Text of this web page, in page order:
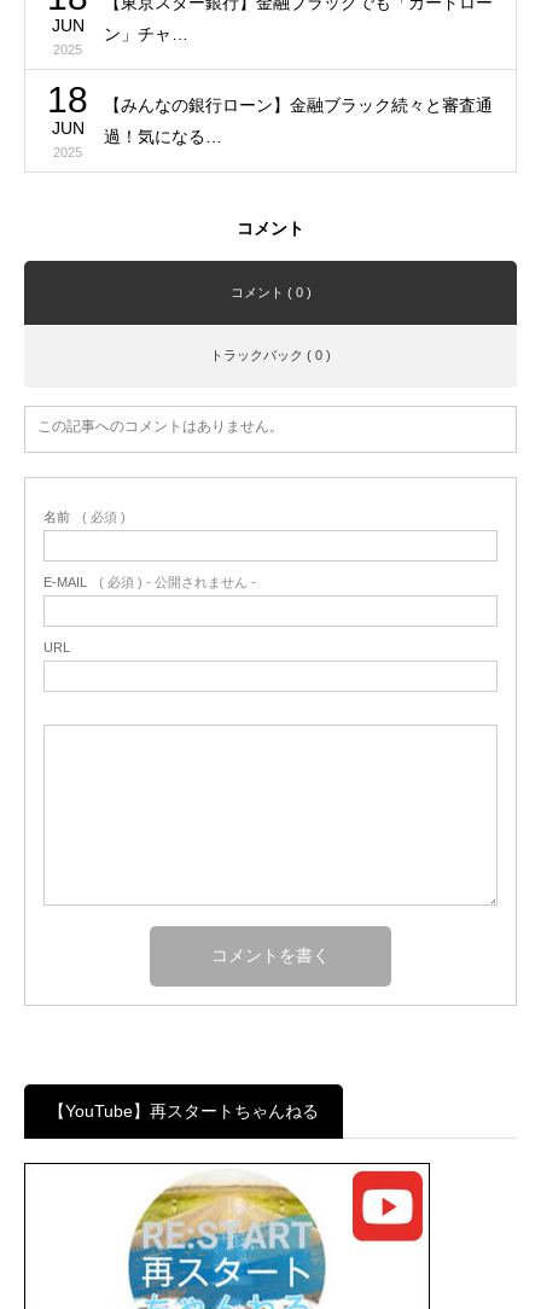
JUN
2025
ン」チャ…
18
JUN
2025
【みんなの銀行ローン】金融ブラック続々と審査通
過！気になる…
コメント
コメント ( 0 )
トラックバック ( 0 )
この記事へのコメントはありません。
名前 ( 必須 )
E-MAIL ( 必須 ) - 公開されません -
URL
【YouTube】再スタートちゃんねる